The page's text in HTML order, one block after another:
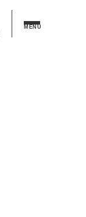
MENU